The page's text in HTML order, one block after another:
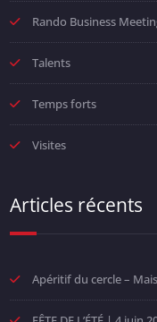
Rando Business
Talents
Temps forts
Visites
Articles récents
Apéritif du cercle –